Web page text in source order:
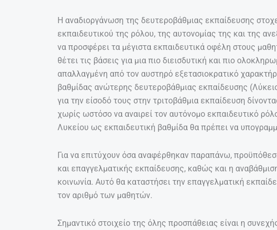
Η αναδιοργάνωση της δευτεροβάθμιας εκπαίδευσης
εκπαιδευτικού της ρόλου, της αυτονομίας της και της
να προσφέρει τα μέγιστα εκπαιδευτικά οφέλη στους
θέτει τις βάσεις για μια πιο διεισδυτική και πιο
απαλλαγμένη από τον αυστηρό εξετασιοκρατικό
βαθμίδας ανώτερης δευτεροβάθμιας εκπαίδευσης
για την είσοδό τους στην τριτοβάθμια εκπαίδευση
χωρίς ωστόσο να αναιρεί τον αυτόνομο εκπαιδευτικό
Λυκείου ως εκπαιδευτική βαθμίδα θα πρέπει να
Για να επιτύχουν όσα αναφέρθηκαν παραπάνω,
και επαγγελματικής εκπαίδευσης, καθώς και η
κοινωνία. Αυτό θα καταστήσει την επαγγελματική
τον αριθμό των μαθητών.
Σημαντικό στοιχείο της όλης προσπάθειας είναι η